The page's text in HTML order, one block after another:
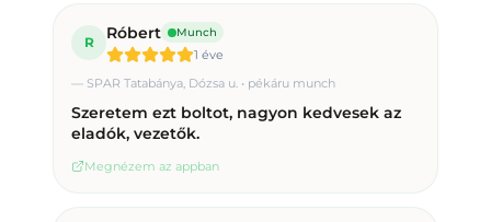
R Róbert Munch
1 éve
— SPAR Tatabánya, Dózsa u. • pékáru munch
Szeretem ezt boltot, nagyon kedvesek az
eladók, vezetők.
Megnézem az appban